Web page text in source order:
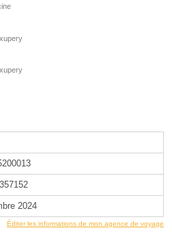
2024
Éditer les informations de mon agence de voyage